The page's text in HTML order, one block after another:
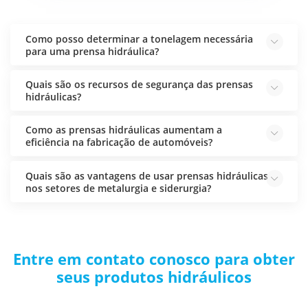
Como posso determinar a tonelagem necessária
para uma prensa hidráulica?
Quais são os recursos de segurança das prensas
hidráulicas?
Como as prensas hidráulicas aumentam a
eficiência na fabricação de automóveis?
Quais são as vantagens de usar prensas hidráulicas
nos setores de metalurgia e siderurgia?
Entre em contato conosco para obter
seus produtos hidráulicos